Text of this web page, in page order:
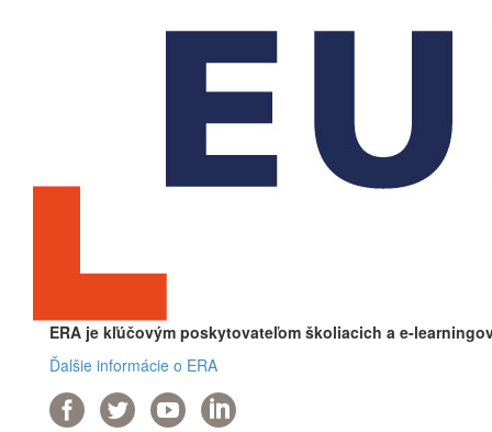
ERA je kľúčovým poskytovateľom školiacich a e-
Ďalšie informácie o ERA